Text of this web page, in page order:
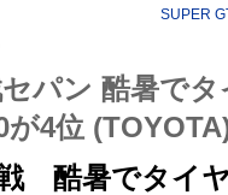
SUPER
パン 酷暑で
が4位
酷暑でタイ